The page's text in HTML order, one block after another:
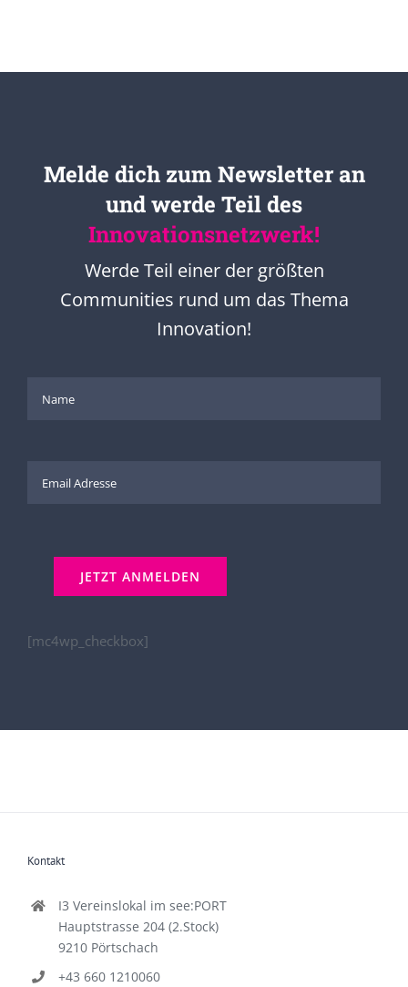
Melde dich zum Newsletter an
und werde Teil des
Innovationsnetzwerk!
Werde Teil einer der größten
Communities rund um das Thema
Innovation!
[mc4wp_checkbox]
Kontakt
I3 Vereinslokal im see:PORT
Hauptstrasse 204 (2.Stock)
9210 Pörtschach
+43 660 1210060